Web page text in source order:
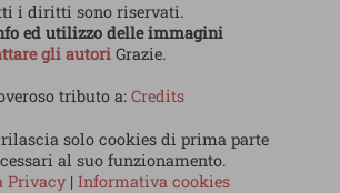
i diritti sono riservati.
ed utilizzo delle immagini
gli autoriGrazie.
tributo a: Credits
solo cookies di prima parte
al suo funzionamento.
Privacy | Informativa cookies